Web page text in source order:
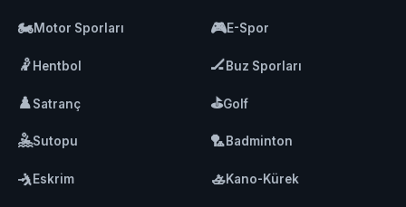
🏍️Motor Sporları 🎮E-Spor
🤾 Hentbol 🏒Buz Sporları
♟️Satranç ⛳Golf
🤽Sutopu 🏸Badminton
🤺Eskrim 🚣Kano-Kürek